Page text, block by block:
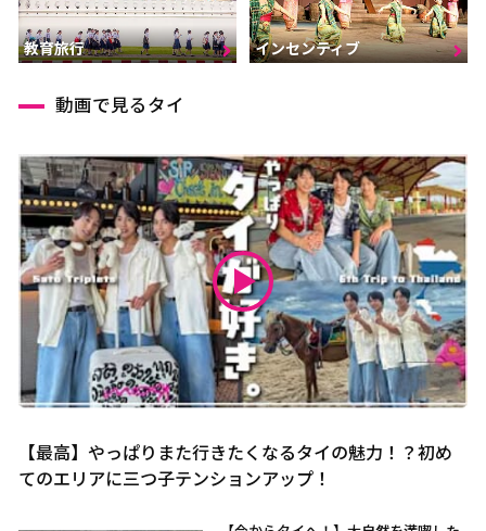
教育旅行 インセンティブ
動画で見るタイ
【最高】やっぱりまた行きたくなるタイの魅力！？初め
てのエリアに三つ子テンションアップ！